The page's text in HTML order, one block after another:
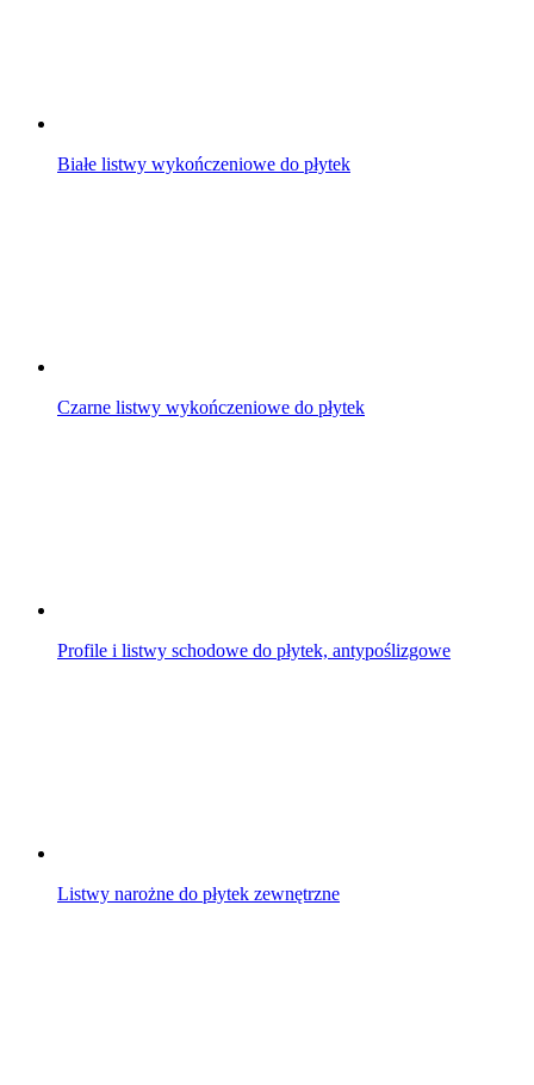
Białe listwy wykończeniowe do płytek
Czarne listwy wykończeniowe do płytek
Profile i listwy schodowe do płytek, antypoślizgowe
Listwy narożne do płytek zewnętrzne